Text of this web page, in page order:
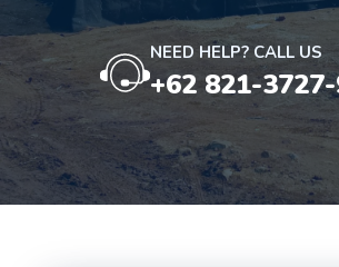
NEED HELP? CALL US
+62 821-